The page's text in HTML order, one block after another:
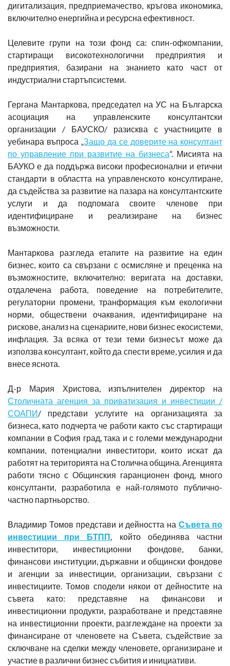
дигитализация, предприемачество, кръгова икономика,
включително енергийна и ресурсна ефективност.
Целевите групи на този фонд са: спин-офкомпании,
стартиращи високотехнологични предприятия и
предприятия, базирани на знанието като част от
индустриални стартъпсистеми.
Гергана Мантаркова, председател на УС на Българска
асоциация на управленските консултантски
организации / БАУСКО/ разисква с участниците в
уебинара въпроса „Защо да се доверите на консултант
по управление при развитие на бизнеса“. Мисията на
БАУКО е да поддържа високи професионални и етични
стандарти в областта на управленското консултиране,
да съдейства за развитие на пазара на консултантските
услуги и да подпомага своите членове при
идентифициране и реализиране на бизнес
възможности.
Мантаркова разгледа етапите на развитие на един
бизнес, които са свързани с осмисляне и преценка на
възможностите, включително: веригата на доставки,
отдалечена работа, поведение на потребителите,
регулаторни промени, транформация към екологични
норми, обществени очаквания, идентифициране на
рискове, анализ на сценариите, нови бизнес екосистеми,
инфлация. За всяка от тези теми бизнесът може да
използва консултант, който да спести време, усилия и да
внесе яснота.
Д-р Мария Христова, изпълнителен директор на
Столичната агенция за приватизация и инвестиции /
СОАПИ/ представи услугите на организацията за
бизнеса, като подчерта че работи както със стартиращи
компании в София град, така и с големи международни
компании, потенциални инвеститори, които искат да
работят на територията на Столична община. Агенцията
работи тясно с Общинския гаранционен фонд, много
консултанти, разработила е най-голямото публично-
частно партньорство.
Владимир Томов представи и дейността наСъвета по
инвестиции при БТПП, който обединява частни
инвеститори, инвестиционни фондове, банки,
финансови институции, държавни и общински фондове
и агенции за инвестиции, организации, свързани с
инвестициите. Томов сподели някои от дейностите на
съвета като: представяне на финансови и
инвестиционни продукти, разработване и представяне
на инвестиционни проекти, разглеждане на проекти за
финансиране от членовете на Съвета, съдействие за
сключване на сделки между членовете, организиране и
участие в различни бизнес събития и инициативи.